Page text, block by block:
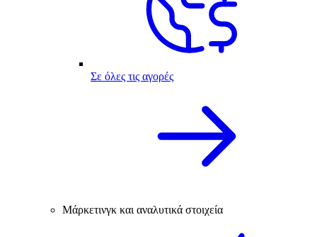
Σε όλες τις αγορές
Μάρκετινγκ και αναλυτικά στοιχεία